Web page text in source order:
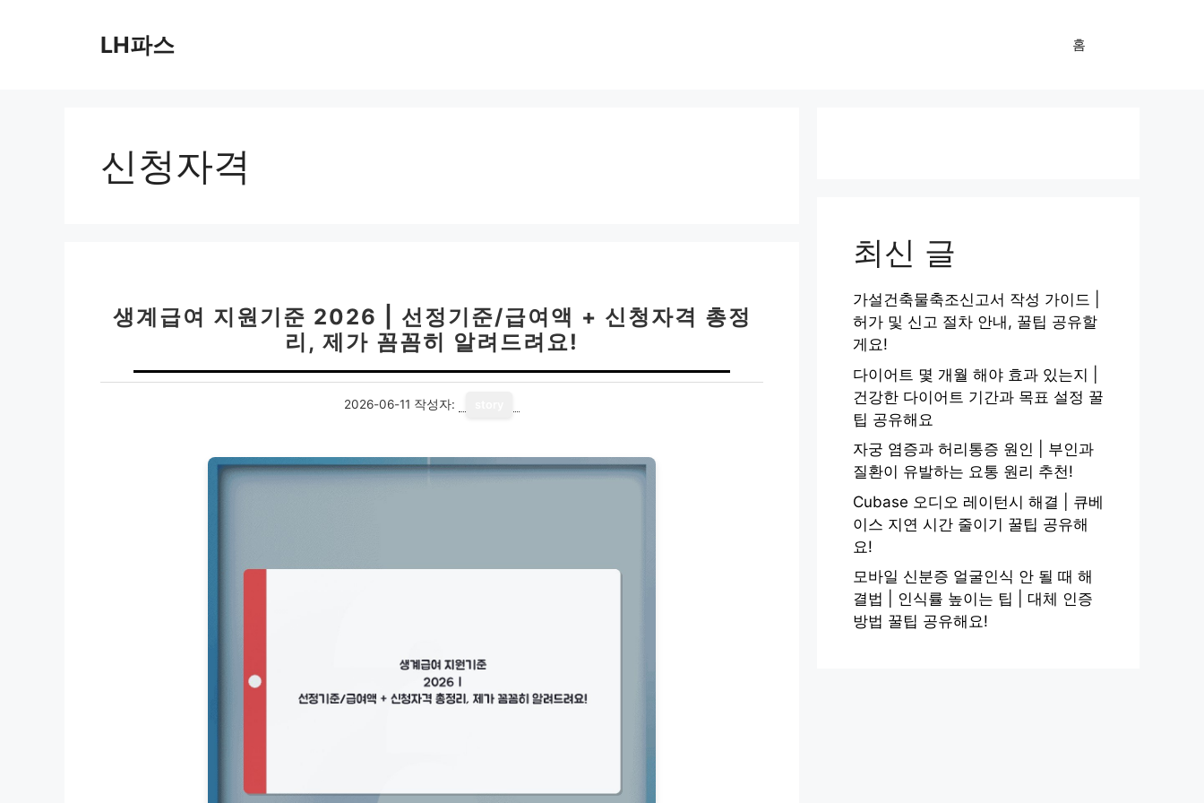
LH파스 홈
신청자격
생계급여 지원기준 2026 | 선정기준/급여액 + 신청자격 총정
리, 제가 꼼꼼히 알려드려요!
2026-06-11 작성자:
최신 글
가설건축물축조신고서 작성 가이드 |
허가 및 신고 절차 안내, 꿀팁 공유할
게요!
다이어트 몇 개월 해야 효과 있는지 |
건강한 다이어트 기간과 목표 설정 꿀
팁 공유해요
자궁 염증과 허리통증 원인 | 부인과
질환이 유발하는 요통 원리 추천!
Cubase 오디오 레이턴시 해결 | 큐베
이스 지연 시간 줄이기 꿀팁 공유해
요!
모바일 신분증 얼굴인식 안 될 때 해
결법 | 인식률 높이는 팁 | 대체 인증
방법 꿀팁 공유해요!